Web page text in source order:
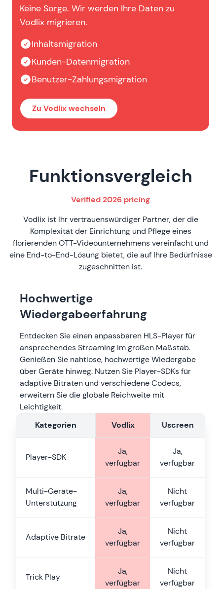
Keine Sorge. Wir werden Ihre Daten zu
Vodlix migrieren.
Inhaltsmigration
Kunden-Datenmigration
Benutzer-Zahlungsmigration
Zu Vodlix wechseln
Funktionsvergleich
Verified 2026 pricing
Vodlix ist Ihr vertrauenswürdiger Partner, der die
Komplexität der Einrichtung und Pflege eines
florierenden OTT-Videounternehmens vereinfacht und
eine End-to-End-Lösung bietet, die auf Ihre Bedürfnisse
zugeschnitten ist.
Hochwertige
Wiedergabeerfahrung
Entdecken Sie einen anpassbaren HLS-Player für
ansprechendes Streaming im großen Maßstab.
Genießen Sie nahtlose, hochwertige Wiedergabe
über Geräte hinweg. Nutzen Sie Player-SDKs für
adaptive Bitraten und verschiedene Codecs,
erweitern Sie die globale Reichweite mit
Leichtigkeit.
Kategorien
Vodlix Uscreen
Player-SDK
Ja,
verfügbar
Ja,
verfügbar
Multi-Geräte-
Unterstützung
Ja,
verfügbar
Nicht
verfügbar
Adaptive Bitrate
Ja,
verfügbar
Nicht
verfügbar
Trick Play
Ja,
verfügbar
Nicht
verfügbar